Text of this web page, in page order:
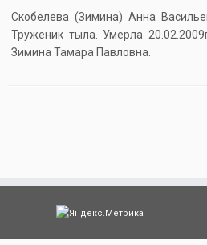
Скобелева (Зимина) Анна
Труженик тыла. Умерла
Зимина Тамара Павловна.